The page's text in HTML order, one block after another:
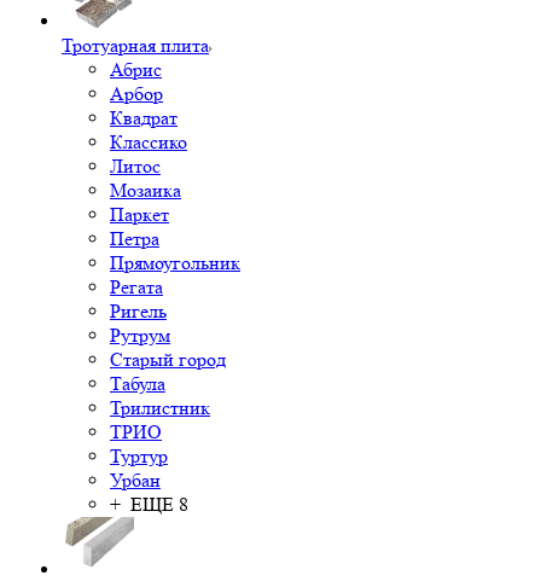
Тротуарная плита
Абрис
Арбор
Квадрат
Классико
Литос
Мозаика
Паркет
Петра
Прямоугольник
Регата
Ригель
Рутрум
Старый город
Табула
Трилистник
ТРИО
Туртур
Урбан
+ ЕЩЕ 8